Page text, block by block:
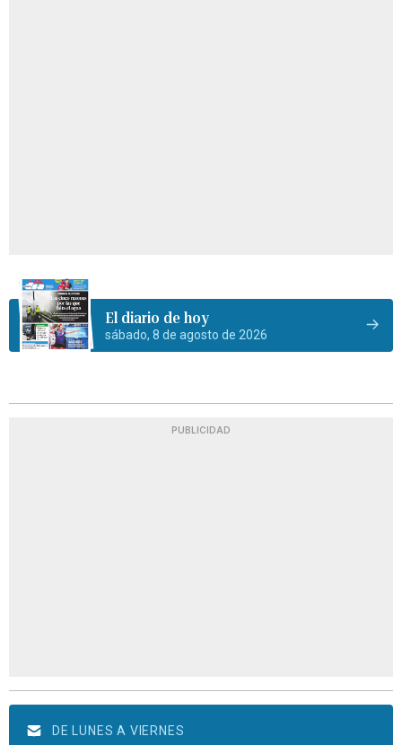
El diario de hoy
sábado, 8 de agosto de 2026
PUBLICIDAD
DE LUNES A VIERNES